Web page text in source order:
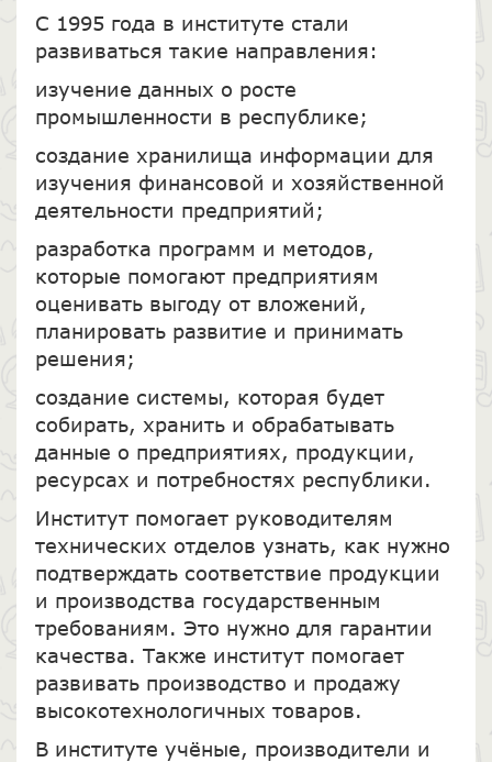
С 1995 года в институте стали
развиваться такие направления:
изучение данных о росте
промышленности в республике;
создание хранилища информации для
изучения финансовой и хозяйственной
деятельности предприятий;
разработка программ и методов,
которые помогают предприятиям
оценивать выгоду от вложений,
планировать развитие и принимать
решения;
создание системы, которая будет
собирать, хранить и обрабатывать
данные о предприятиях, продукции,
ресурсах и потребностях республики.
Институт помогает руководителям
технических отделов узнать, как нужно
подтверждать соответствие продукции
и производства государственным
требованиям. Это нужно для гарантии
качества. Также институт помогает
развивать производство и продажу
высокотехнологичных товаров.
В институте учёные, производители и